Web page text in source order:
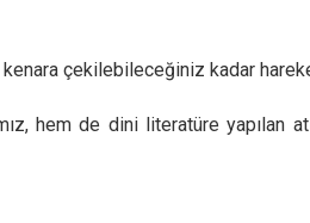
kenara çekilebileceğiniz kadar
hem de dini literatüre yapılan